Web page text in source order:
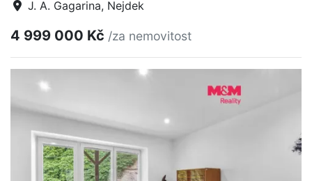
J. A. Gagarina, Nejdek
4 999 000 Kč /za nemovitost